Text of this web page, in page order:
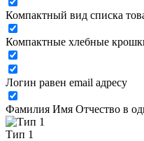
Компактный вид списка
Компактные хлебные
Логин равен email адресу
Фамилия Имя Отчество в
Тип 1